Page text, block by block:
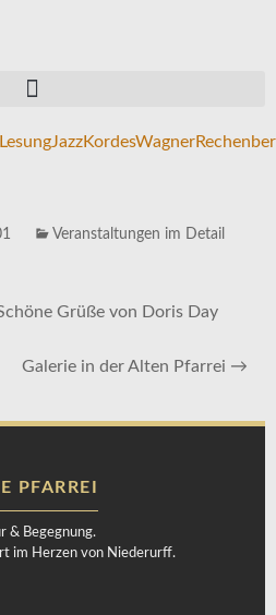
Veranstaltungen im Detail
Grüße von Doris Day
Galerie in der Alten Pfarrei →
PFARREI
& Begegnung.
im Herzen von Niederurff.